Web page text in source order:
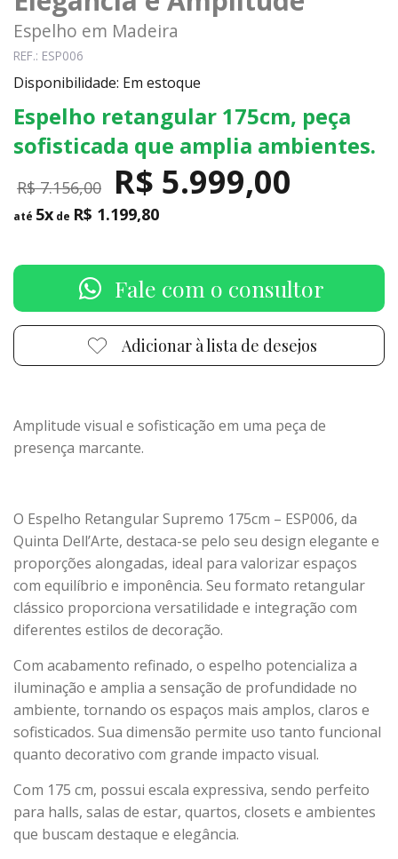
Espelho em Madeira
REF.: ESP006
Disponibilidade: Em estoque
Espelho retangular 175cm, peça
sofisticada que amplia ambientes.
R$ 7.156,00 R$ 5.999,00
até 5x de R$ 1.199,80
Fale com o consultor
Adicionar à lista de desejos
Amplitude visual e sofisticação em uma peça de
presença marcante.
O Espelho Retangular Supremo 175cm – ESP006, da
Quinta Dell’Arte, destaca-se pelo seu design elegante e
proporções alongadas, ideal para valorizar espaços
com equilíbrio e imponência. Seu formato retangular
clássico proporciona versatilidade e integração com
diferentes estilos de decoração.
Com acabamento refinado, o espelho potencializa a
iluminação e amplia a sensação de profundidade no
ambiente, tornando os espaços mais amplos, claros e
sofisticados. Sua dimensão permite uso tanto funcional
quanto decorativo com grande impacto visual.
Com 175 cm, possui escala expressiva, sendo perfeito
para halls, salas de estar, quartos, closets e ambientes
que buscam destaque e elegância.